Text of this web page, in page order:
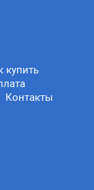
купить
Контакты